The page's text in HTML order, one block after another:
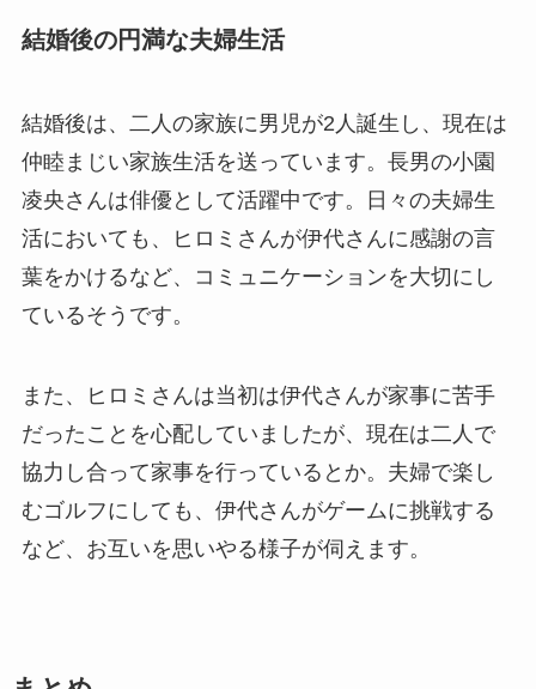
結婚後の円満な夫婦生活
結婚後は、二人の家族に男児が2人誕生し、現在は
仲睦まじい家族生活を送っています。長男の小園
凌央さんは俳優として活躍中です。日々の夫婦生
活においても、ヒロミさんが伊代さんに感謝の言
葉をかけるなど、コミュニケーションを大切にし
ているそうです。
また、ヒロミさんは当初は伊代さんが家事に苦手
だったことを心配していましたが、現在は二人で
協力し合って家事を行っているとか。夫婦で楽し
むゴルフにしても、伊代さんがゲームに挑戦する
など、お互いを思いやる様子が伺えます。